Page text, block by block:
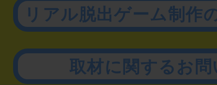
リアル脱出ゲーム制作
取材に関するお